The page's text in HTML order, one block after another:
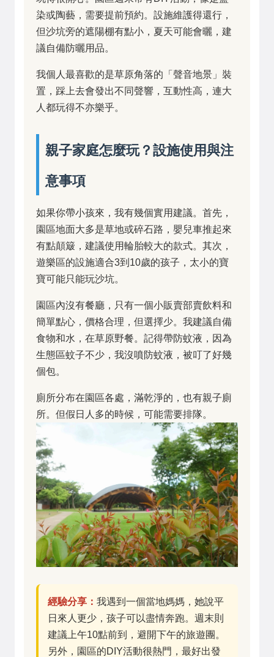
染或陶藝，需要提前預約。設施維護得還行，
但沙坑旁的遮陽棚有點小，夏天可能會曬，建
議自備防曬用品。
我個人最喜歡的是草原角落的「聲音地景」裝
置，踩上去會發出不同聲響，互動性高，連大
人都玩得不亦樂乎。
親子家庭怎麼玩？設施使用與注
意事項
如果你帶小孩來，我有幾個實用建議。首先，
園區地面大多是草地或碎石路，嬰兒車推起來
有點顛簸，建議使用輪胎較大的款式。其次，
遊樂區的設施適合3到10歲的孩子，太小的寶
寶可能只能玩沙坑。
園區內沒有餐廳，只有一個小販賣部賣飲料和
簡單點心，價格合理，但選擇少。我建議自備
食物和水，在草原野餐。記得帶防蚊液，因為
生態區蚊子不少，我沒噴防蚊液，被叮了好幾
個包。
廁所分布在園區各處，滿乾淨的，也有親子廁
所。但假日人多的時候，可能需要排隊。
經驗分享： 我遇到一個當地媽媽，她說平
日來人更少，孩子可以盡情奔跑。週末則
建議上午10點前到，避開下午的旅遊團。
另外，園區的DIY活動很熱門，最好出發